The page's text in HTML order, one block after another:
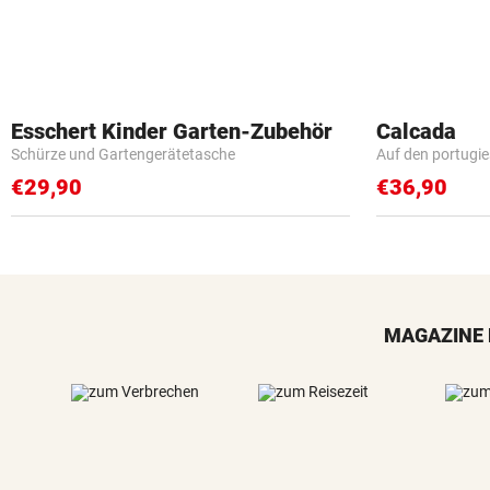
Esschert Kinder Garten-Zubehör
Schürze und Gartengerätetasche
€29,90
Calcada
Auf den
€36,90
MAGAZINE